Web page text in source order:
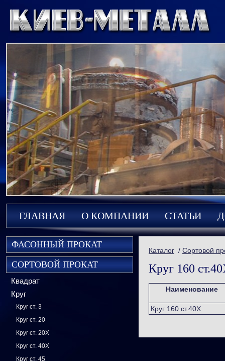
ГЛАВНАЯ О КОМПАНИИ СТАТЬИ
ФАСОННЫЙ ПРОКАТ
СОРТОВОЙ ПРОКАТ
Квадрат
Круг
Круг ст. 3
Круг ст. 20
Круг ст. 20Х
Круг ст. 40Х
Круг ст. 45
Каталог / Сортовой
Круг 160
Наименование
Круг 160 ст.40Х